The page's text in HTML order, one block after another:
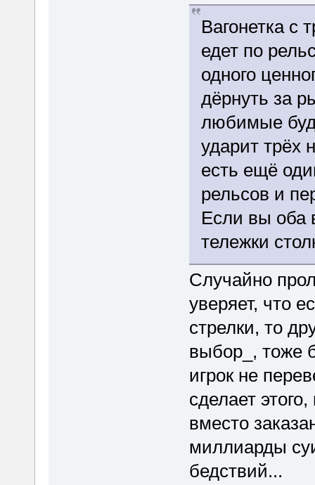
Вагонетка с
едет по
одного
дёрнуть за
любимые
ударит трёх
есть ещё
рельсов и
Если вы оба
тележки
Случайно
уверяет, что
стрелки, то
выбор_, тоже
игрок не
сделает
вместо
миллиарды
бедствий...